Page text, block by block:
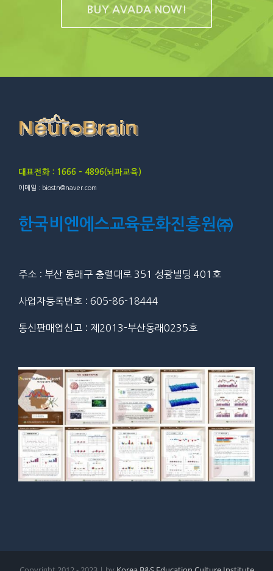
BUY AVADA NOW!
대표전화 : 1666 – 4896(뇌파교육)
이메일 : biostn@naver.com
한국비엔에스교육문화진흥원㈜
주소 : 부산 동래구 충렬대로 351 성광빌딩 401호
사업자등록번호 : 605-86-18444
통신판매업신고 : 제2013-부산동래0235호